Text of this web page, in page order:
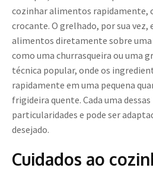
cozinhar alimentos rapidamente,
crocante. O grelhado, por sua vez,
alimentos diretamente sobre
como uma churrasqueira ou uma
técnica popular, onde os
rapidamente em uma pequena
frigideira quente. Cada uma
particularidades e pode ser
desejado.
Cuidados ao